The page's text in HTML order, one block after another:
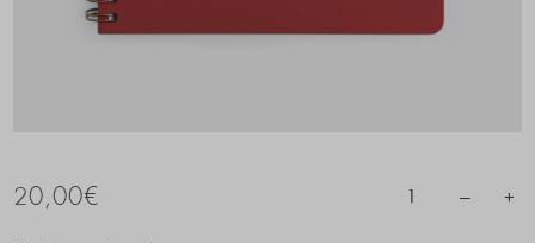
20,00€ 1 – +